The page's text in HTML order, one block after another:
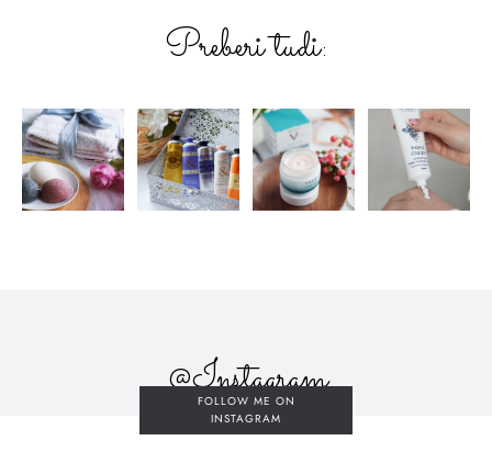
Preberi tudi:
@Instagram
FOLLOW ME ON
INSTAGRAM